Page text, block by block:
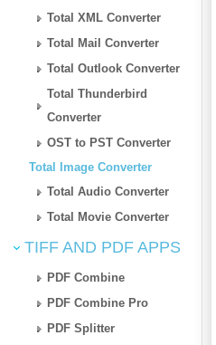
Total XML Converter
Total Mail Converter
Total Outlook Converter
Total Thunderbird
Converter
OST to PST Converter
Total Image Converter
Total Audio Converter
Total Movie Converter
TIFF AND PDF APPS
PDF Combine
PDF Combine Pro
PDF Splitter